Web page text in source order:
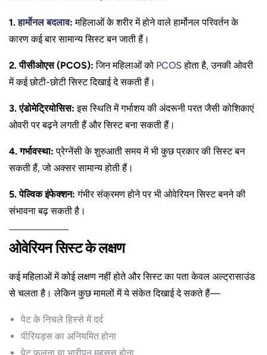
1.हार्मोनल बदलाव: महिलाओं के शरीर में होने वाले हार्मोनल परिवर्तन के
कारण कई बार सामान्य सिस्ट बन जाती हैं।
2. पीसीओएस (PCOS): जिन महिलाओं को PCOS होता है, उनकी ओवरी
में कई छोटी-छोटी सिस्ट दिखाई दे सकती हैं।
3. एंडोमेट्रियोसिस: इस स्थिति में गर्भाशय की अंदरूनी परत जैसी कोशिकाएं
ओवरी पर बढ़ने लगती हैं और सिस्ट बना सकती हैं।
4. गर्भावस्था: प्रेग्नेंसी के शुरुआती समय में भी कुछ प्रकार की सिस्ट बन
सकती हैं, जो अक्सर सामान्य होती हैं।
5. पेल्विक इंफेक्शन: गंभीर संक्रमण होने पर भी ओवेरियन सिस्ट बनने की
संभावना बढ़ सकती है।
ओवेरियन सिस्ट के लक्षण
कई महिलाओं में कोई लक्षण नहीं होते और सिस्ट का पता केवल अल्ट्रासाउंड
से चलता है। लेकिन कुछ मामलों में ये संकेत दिखाई दे सकते हैं—
पेट के निचले हिस्से में दर्द
पीरियड्स का अनियमित होना